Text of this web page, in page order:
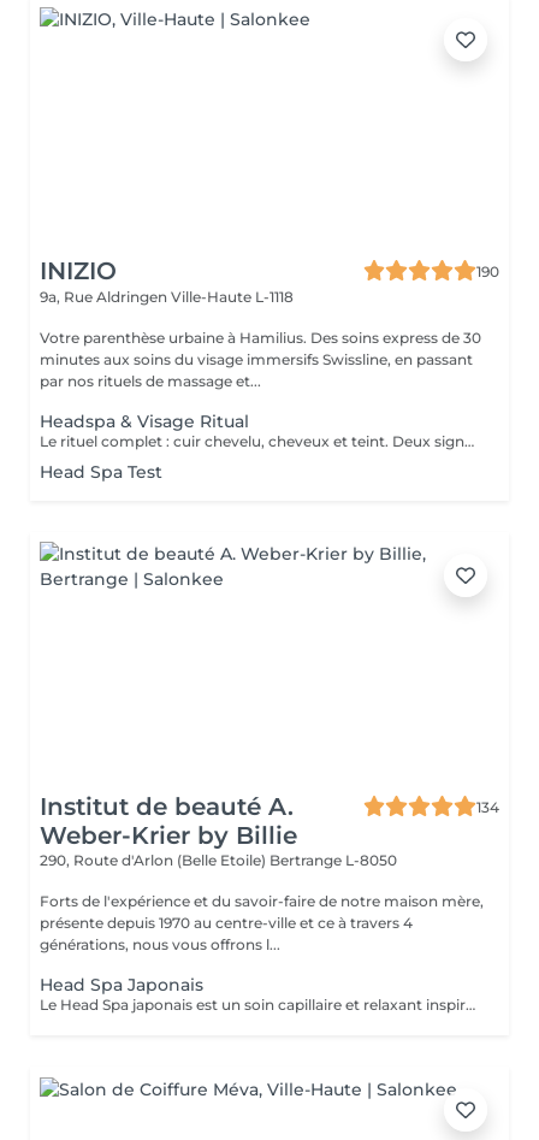
INIZIO
190
9a, Rue Aldringen Ville-Haute L-1118
Votre parenthèse urbaine à Hamilius. Des soins express de 30
minutes aux soins du visage immersifs Swissline, en passant
par nos rituels de massage et...
Headspa & Visage Ritual
Le rituel complet : cuir chevelu, cheveux et teint. Deux signatures suisse-italienne, une cabine privée. Deux heures de bien-être complet, qui réunissent nos deux rituels signatures dans la même cabine privée. La séance s'ouvre par le rituel headspa complet de 90 minutes diagnostic personnalisé du cuir chevelu, protocole en quatre étapes avec Hylis, la marque professionnelle italienne créée à Trévise puis se prolonge par un soin du visage sur mesure avec Swissline, la maison de skincare suisse fondée en 1989, célébrée dans le monde entier pour ses formules à base de collagène dédiées à la longévité de la peau, en exclusivité chez Inizio au Luxembourg. Deux traditions scientifiques, deux collaborations exclusives, un seul moment continu de restauration. La séance se conclut par un brushing soigné. Notre expérience bien-être la plus complète, pensée pour celles et ceux qui souhaitent vraiment sortir du rythme du quotidien. Inclus : rituel headspa Hylis complet, soin du visage Swissline personnalisé, brushing.
Head Spa Test
Institut de beauté A.
Weber-Krier by Billie
134
290, Route d'Arlon (Belle Etoile) Bertrange L-8050
Forts de l'expérience et du savoir-faire de notre maison mère,
présente depuis 1970 au centre-ville et ce à travers 4
générations, nous vous offrons l...
Head Spa Japonais
Le Head Spa japonais est un soin capillaire et relaxant inspiré des rituels de bien-être japonais. Alliant techniques de massage du cuir chevelu, soins purifiants et hydratants, il cible à la fois la santé des cheveux et l'apaisement de l'esprit. Grâce à des mouvements précis et à des produits naturels, ce rituel libère les tensions, améliore la circulation sanguine et stimule la croissance capillaire. Idéal pour ceux qui recherchent un moment de détente profonde et des cheveux revitalisés, le Head Spa japonais apporte fraîcheur, équilibre et éclat des racines aux pointes.